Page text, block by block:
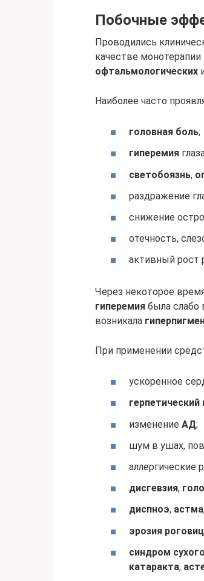
Побочные
Проводились
качестве
офтальмологических
Наиболее часто
головная боль;
гиперемия
светобоязнь,
раздражение
снижение
отечность,
активный рост
Через некоторое
гиперемия была слабо
возникала
При применении
ускоренное
герпетический
изменение АД;
шум в ушах,
аллергические
дисгевзия,
диспноэ, астма
эрозия
синдром
катаракта,